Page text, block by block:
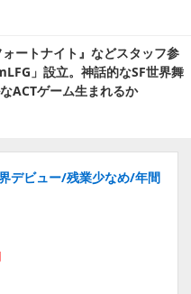
ートナイト』などスタッフ参
」設立。神話的なSF世界舞
ACTゲーム生まれるか
デビュー/残業少なめ/年間